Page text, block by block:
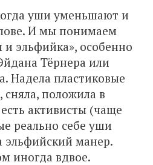
уши уменьшают и
И мы понимаем
и эльфийка», особенно
Тёрнера или
Надела пластиковые
сняла, положила в
активисты (чаще
реально себе уши
эльфийский манер.
иногда вдвое.